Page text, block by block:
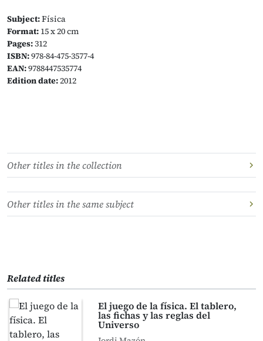
Subject:Física
Format: 15 x 20 cm
Pages:312
ISBN:978-84-475-3577-4
EAN:9788447535774
Edition date:2012
Other titles in the collection
Other titles in the same subject
Related titles
El juego de la física. El tablero,
las fichas y las reglas del
Universo